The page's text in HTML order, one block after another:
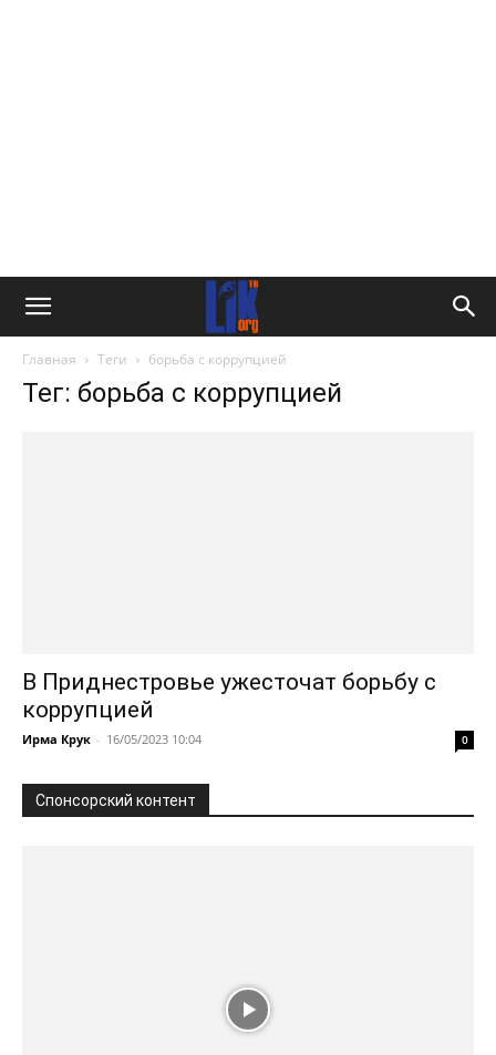
Главная Теги борьба с коррупцией
Тег: борьба с коррупцией
В Приднестровье ужесточат борьбу с
коррупцией
Ирма Крук - 16/05/2023 10:04 0
Спонсорский контент